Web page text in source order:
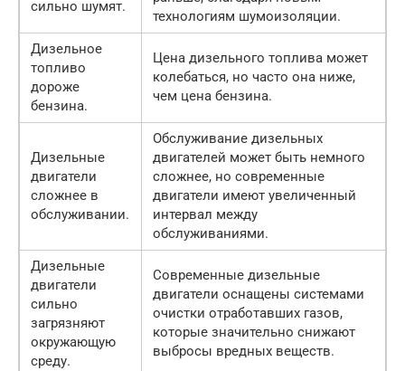
сильно шумят.
технологиям шумоизоляции.
Дизельное
топливо
дороже
бензина.
Цена дизельного топлива может
колебаться, но часто она ниже,
чем цена бензина.
Дизельные
двигатели
сложнее в
обслуживании.
Обслуживание дизельных
двигателей может быть немного
сложнее, но современные
двигатели имеют увеличенный
интервал между
обслуживаниями.
Дизельные
двигатели
сильно
загрязняют
окружающую
среду.
Современные дизельные
двигатели оснащены системами
очистки отработавших газов,
которые значительно снижают
выбросы вредных веществ.